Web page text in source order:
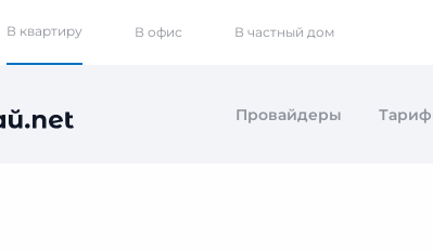
В квартиру В офис В частный дом
Провайдеры